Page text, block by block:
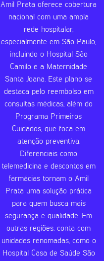
Amil Prata oferece cobertura
nacional com uma ampla
rede hospitalar,
especialmente em São Paulo,
incluindo o Hospital São
Camilo e a Maternidade
Santa Joana. Este plano se
destaca pelo reembolso em
consultas médicas, além do
Programa Primeiros
Cuidados, que foca em
atenção preventiva.
Diferenciais como
telemedicina e descontos em
farmácias tornam o Amil
Prata uma solução prática
para quem busca mais
segurança e qualidade. Em
outras regiões, conta com
unidades renomadas, como o
Hospital Casa de Saúde São